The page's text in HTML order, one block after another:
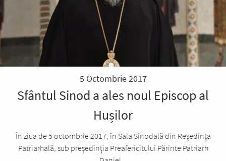
5 Octombrie 2017
Sfântul Sinod a ales noul Episcop al
Hușilor
În ziua de 5 octombrie 2017, în Sala Sinodală din Reședința
Patriarhală, sub președinția Preafericitului Părinte Patriarh